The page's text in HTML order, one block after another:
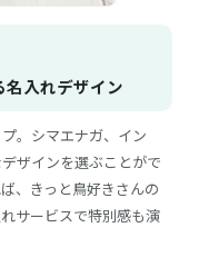
名入れデザイン
。シマエナガ、イン
ザインを選ぶことがで
、きっと鳥好きさんの
サービスで特別感も演